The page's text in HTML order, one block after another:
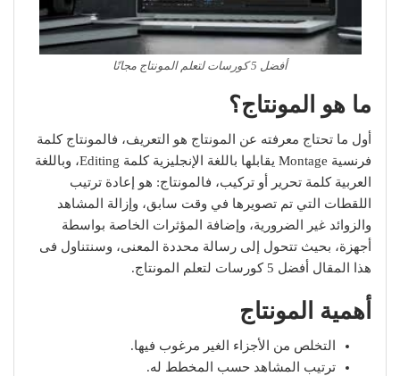
أفضل 5 كورسات لتعلم المونتاج مجانًا
ما هو المونتاج؟
أول ما تحتاج معرفته عن المونتاج هو التعريف، فالمونتاج كلمة
فرنسية Montage يقابلها باللغة الإنجليزية كلمة Editing، وباللغة
العربية كلمة تحرير أو تركيب، فالمونتاج: هو إعادة ترتيب
اللقطات التي تم تصويرها في وقت سابق، وإزالة المشاهد
والزوائد غير الضرورية، وإضافة المؤثرات الخاصة بواسطة
أجهزة، بحيث تتحول إلى رسالة محددة المعنى، وسنتناول فى
هذا المقال أفضل 5 كورسات لتعلم المونتاج.
أهمية المونتاج
التخلص من الأجزاء الغير مرغوب فيها.
ترتيب المشاهد حسب المخطط له.